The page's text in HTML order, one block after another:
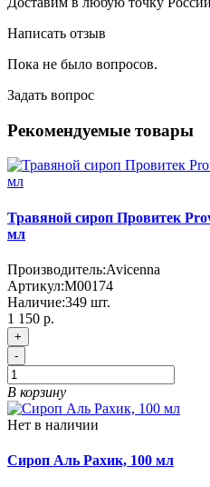
Написать отзыв
Пока не было вопросов.
Задать вопрос
Рекомендуемые товары
Травяной сироп Провитек
мл
Производитель:Avicenna
Артикул:M00174
Наличие:349 шт.
1 150 р.
+
-
В корзину
Нет в наличии
Сироп Аль Рахик, 100 мл